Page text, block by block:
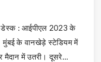
डेस्क : आईपीएल 2023 के
मुंबई के वानखेड़े स्टेडियम में
मैदान में उतरी। दूसरे…